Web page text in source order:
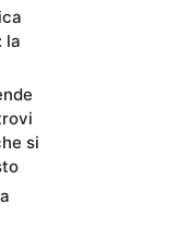
la
si